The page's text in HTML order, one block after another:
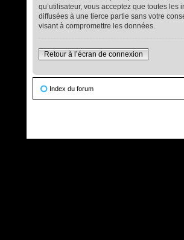
qu’utilisateur, vous acceptez que toutes
diffusées à une tierce partie sans votre
visant à compromettre les données.
Retour à l’écran de connexion
Index du forum